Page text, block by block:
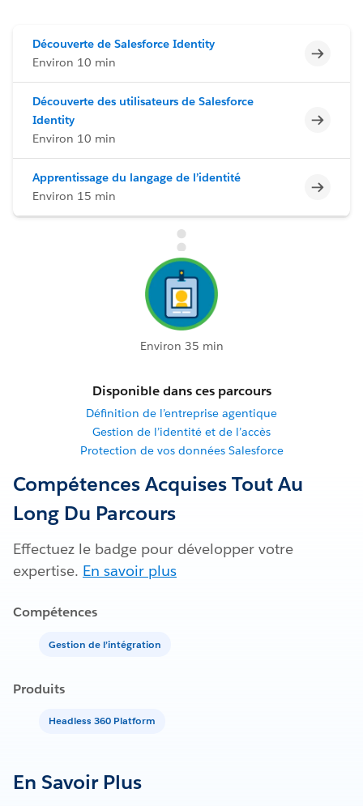
Découverte de Salesforce Identity
Environ 10 min
Découverte des utilisateurs de Salesforce
Identity
Environ 10 min
Apprentissage du langage de l’identité
Environ 15 min
Environ 35 min
Disponible dans ces parcours
Définition de l’entreprise agentique
Gestion de l’identité et de l’accès
Protection de vos données Salesforce
Compétences Acquises Tout Au
Long Du Parcours
Effectuez le badge pour développer votre
expertise. En savoir plus
Compétences
Gestion de l’intégration
Produits
Headless 360 Platform
En Savoir Plus